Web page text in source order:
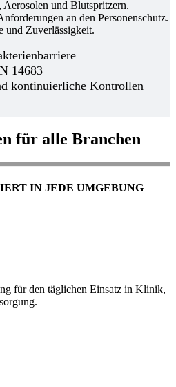
und Blutspritzern.
an den Personenschutz.
und Zuverlässigkeit.
14683
kontinuierliche Kontrollen
für alle Branchen
IN JEDE UMGEBUNG
für den täglichen Einsatz in Klinik,